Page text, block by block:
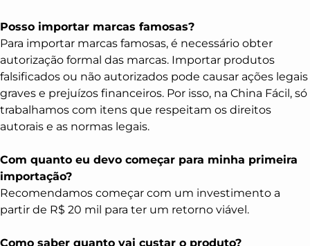
Posso importar marcas famosas?
Para importar marcas famosas, é necessário obter
autorização formal das marcas. Importar produtos
falsificados ou não autorizados pode causar ações legais
graves e prejuízos financeiros. Por isso, na China Fácil, só
trabalhamos com itens que respeitam os direitos
autorais e as normas legais.
Com quanto eu devo começar para minha primeira
importação?
Recomendamos começar com um investimento a
partir de R$ 20 mil para ter um retorno viável.
Como saber quanto vai custar o produto?